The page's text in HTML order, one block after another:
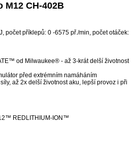
M12 CH-402B
počet příklepů: 0 -6575 př./min, počet otáček:
od Milwaukee® - až 3-krát delší životnost
před extrémním namáháním
až 2x delší životnost aku, lepší provoz i při
REDLITHIUM-ION™